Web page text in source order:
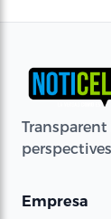
perspectives.
Empresa